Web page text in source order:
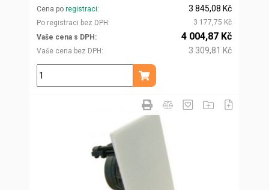
Cena po registraci
Po registraci bez DPH
3 845,08 Kč
3 177,75 Kč
Vaše cena s DPH
Vaše cena bez DPH
4 004,87 Kč
3 309,81 Kč
ks
Přidat do košíku